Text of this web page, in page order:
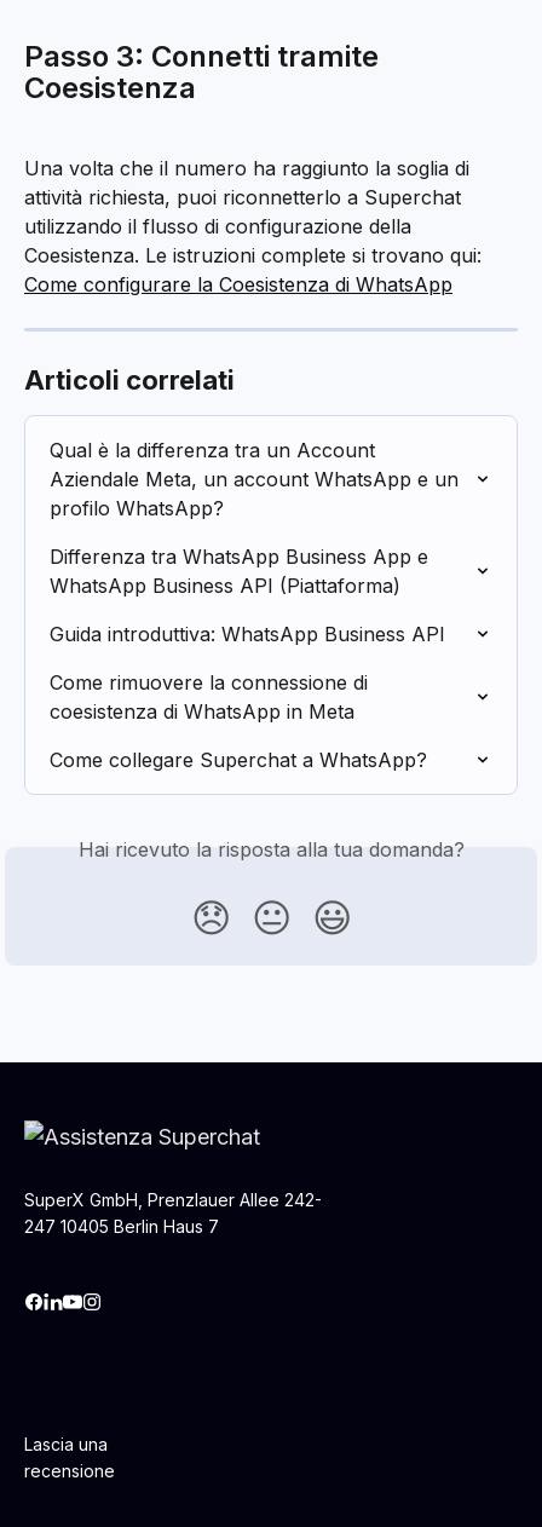
Passo 3: Connetti tramite
Coesistenza
Una volta che il numero ha raggiunto la soglia di
attività richiesta, puoi riconnetterlo a Superchat
utilizzando il flusso di configurazione della
Coesistenza. Le istruzioni complete si trovano qui:
Come configurare la Coesistenza di WhatsApp
Articoli correlati
Qual è la differenza tra un Account
Aziendale Meta, un account WhatsApp e un
profilo WhatsApp?
Differenza tra WhatsApp Business App e
WhatsApp Business API (Piattaforma)
Guida introduttiva: WhatsApp Business API
Come rimuovere la connessione di
coesistenza di WhatsApp in Meta
Come collegare Superchat a WhatsApp?
Hai ricevuto la risposta alla tua domanda?
😞 😐 😃
SuperX GmbH, Prenzlauer Allee 242-
247 10405 Berlin Haus 7
Lascia una
recensione